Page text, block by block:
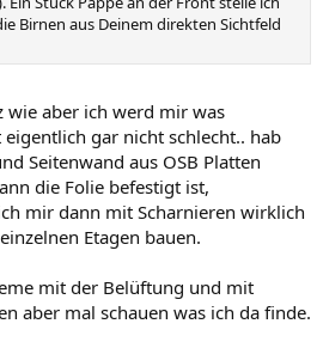
Birnen aus Deinem direkten Sichtfeld
wie aber ich werd mir was
gar nicht schlecht.. hab
Seitenwand aus OSB Platten
die Folie befestigt ist,
mir dann mit Scharnieren wirklich
Etagen bauen.
mit der Belüftung und mit
aber mal schauen was ich da finde.